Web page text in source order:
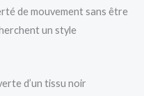
de mouvement sans être
un style
d’un tissu noir